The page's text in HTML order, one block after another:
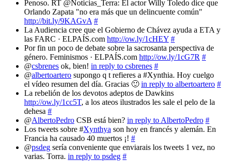
Penoso. RT @Noticias_Terra: El actor Willy Toledo dice que
Orlando Zapata "no era más que un delincuente común"
http://bit.ly/9KAGvA #
La Audiencia cree que el Gobierno de Chávez ayuda a ETA y
las FARC · ELPAÍS.com http://ow.ly/1cHEY #
Por fin un poco de debate sobre la sacrosanta perspectiva de
género. Feminismos · ELPAÍS.com http://ow.ly/1cG7R #
@csbrenes ok, bien! in reply to csbrenes #
@albertoartero supongo q t refieres a #Xynthia. Hoy cuelgo
el vídeo resumen del día. Gracias 🙂 in reply to albertoartero #
La rebelión de los devotos adeptos de Dawkins
http://ow.ly/1cc5T, a los ateos ilustrados les sale el pelo de la
dehesa #
@AlbertoPedro CSB está bien? in reply to AlbertoPedro #
Los tweets sobre #Xynthya son hoy en francés y alemán. En
Francia ha causado 40 muertos ¡! #
@psdeg sería conveniente que enviarais los tweets 1 vez, no
varias. Torra. in reply to psdeg #